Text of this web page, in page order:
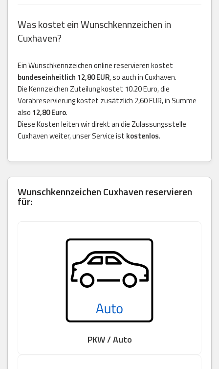
Was kostet ein Wunschkennzeichen in
Cuxhaven?
Ein Wunschkennzeichen online reservieren kostet
bundeseinheitlich 12,80 EUR, so auch in Cuxhaven.
Die Kennzeichen Zuteilung kostet 10.20 Euro, die
Vorabreservierung kostet zusätzlich 2,60 EUR, in Summe
also 12,80 Euro.
Diese Kosten leiten wir direkt an die Zulassungsstelle
Cuxhaven weiter, unser Service ist kostenlos.
Wunschkennzeichen Cuxhaven reservieren
für:
PKW / Auto